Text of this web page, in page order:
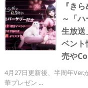
『き
～「
生放送
ベント
売や
4月27日更新後、半周年
華プレゼン ...